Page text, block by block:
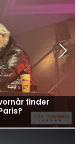
finder